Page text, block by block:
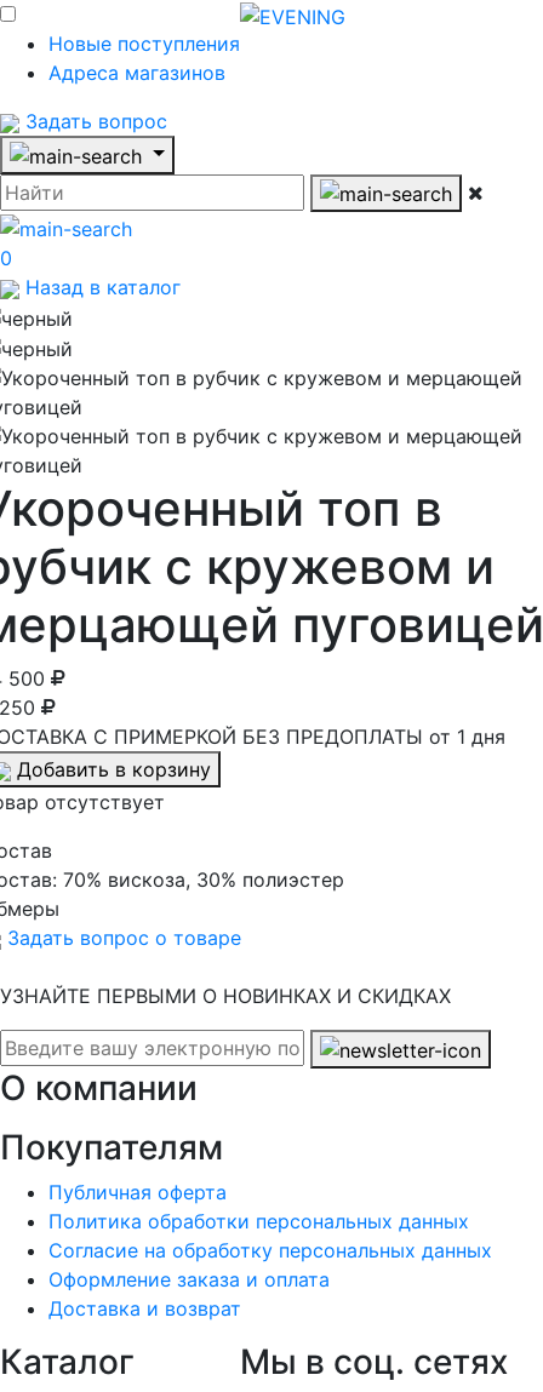
Новые поступления
Адреса магазинов
Задать вопрос
0
Назад в каталог
топ в
с кружевом и
пуговицей
500
С ПРИМЕРКОЙ БЕЗ ПРЕДОПЛАТЫ от 1 дня
Добавить в корзину
отсутствует
70% вискоза, 30% полиэстер
Задать вопрос о товаре
УЗНАЙТЕ ПЕРВЫМИ О НОВИНКАХ И СКИДКАХ
О компании
Покупателям
Публичная оферта
Политика обработки персональных данных
Согласие на обработку персональных данных
Оформление заказа и оплата
Доставка и возврат
Каталог Мы в соц. сетях